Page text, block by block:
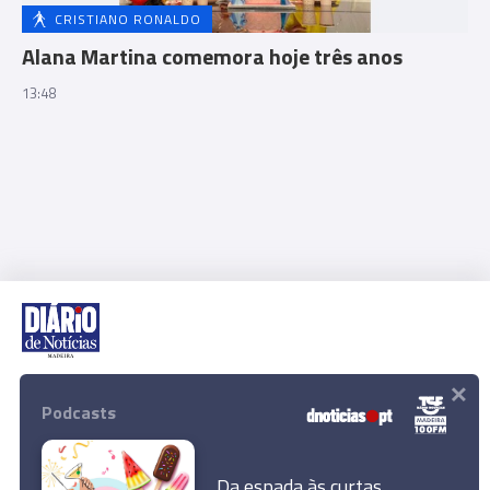
CRISTIANO RONALDO
Alana Martina comemora hoje três anos
13:48
Rua Dr. Fernão de Ornelas, 56 - 3º
291 202 300
Download App
Podcasts ×